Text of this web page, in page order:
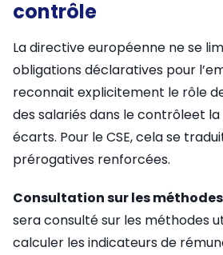
contrôle
La directive européenne ne se
obligations déclaratives pour
reconnait explicitement le rôle
des salariés dans le contrôleet
écarts. Pour le CSE, cela se
prérogatives renforcées.
Consultation sur les
sera consulté sur les méthodes
calculer les indicateurs de